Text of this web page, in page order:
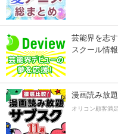
芸能界を志
スクール情
漫画読み放
オリコン顧客満